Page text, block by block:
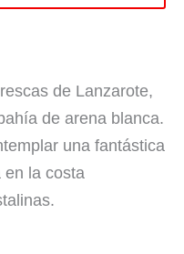
de Lanzarote,
de arena blanca.
una fantástica
en la costa